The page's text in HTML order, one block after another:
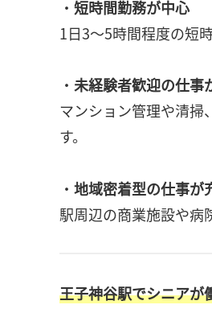
・ 短時間勤務が中心
1日3〜5時間程度の短
・ 未経験者歓迎の仕事
マンション管理や清掃
す。
・ 地域密着型の仕事が
駅周辺の商業施設や病
王子神谷駅でシニアが